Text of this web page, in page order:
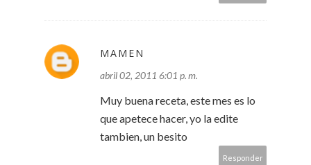
MAMEN
abril 02, 2011 6:01 p. m.
Muy buena receta, este mes es lo
que apetece hacer, yo la edite
tambien, un besito
Responder